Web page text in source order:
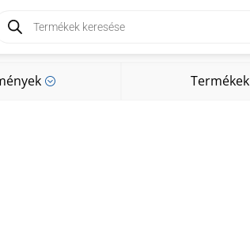
search
; Termékek